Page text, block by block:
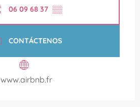
06 09 68 37 ▒▒
CONTÁCTENOS
www.airbnb.fr